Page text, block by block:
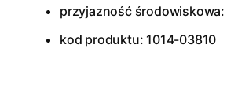
przyjazność środowiskowa:
kod produktu: 1014-03810